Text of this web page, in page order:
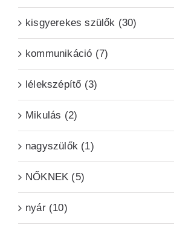
kisgyerekes szülők (30)
kommunikáció (7)
lélekszépítő (3)
Mikulás (2)
nagyszülők (1)
NŐKNEK (5)
nyár (10)